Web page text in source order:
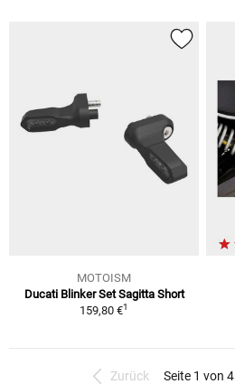
MOTOISM
Ducati Blinker Set Sagitta Short
159,80 €1
Zurück Seite 1 von 4